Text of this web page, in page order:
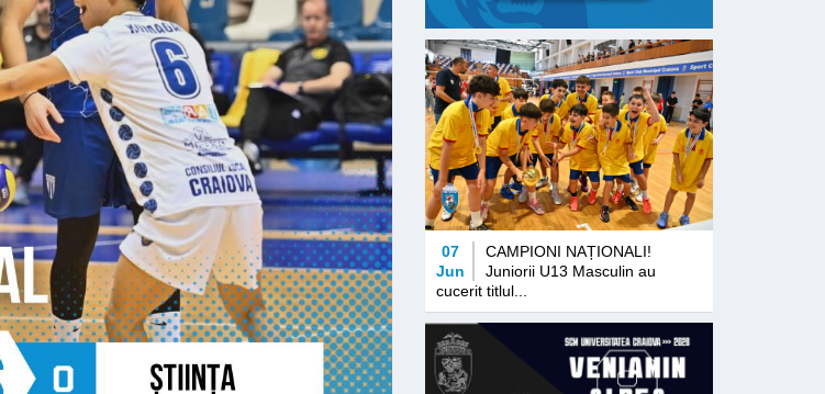
07
Jun
CAMPIONI NAȚIONALI!
Juniorii U13 Masculin au
cucerit titlul...